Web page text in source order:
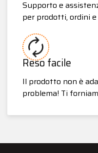
Supporto e
per prodotti, ordini
Reso facile
Il prodotto non è
problema! Ti